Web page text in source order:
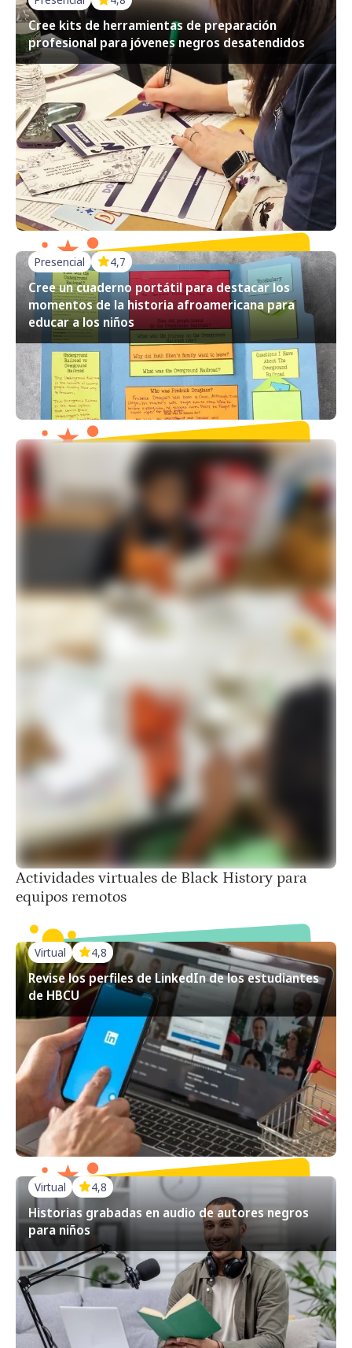
Cree kits de herramientas de preparación
profesional para jóvenes negros desatendidos
Presencial 4,7
Cree un cuaderno portátil para destacar los
momentos de la historia afroamericana para
educar a los niños
500 actividades interactivas más para ti
Actividades virtuales de Black History para
equipos remotos
Virtual 4,8
Revise los perfiles de LinkedIn de los estudiantes
de HBCU
Virtual 4,8
Historias grabadas en audio de autores negros
para niños